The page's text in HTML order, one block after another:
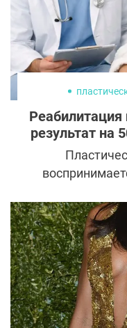
Реабилитация
результат на
которой
результата.
несколько
внешность как
устроено
первым
постепенно,